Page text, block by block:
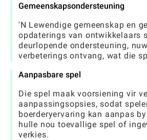
Gemeenskapsondersteuning
'N Lewendige gemeenskap en
opdaterings van ontwikkelaars
deurlopende ondersteuning,
verbeterings ontvang, wat die
Aanpasbare spel
Die spel maak voorsiening vir
aanpassingsopsies, sodat
boerderyervaring kan aanpas
hulle nou toevallige spel of
verkies.